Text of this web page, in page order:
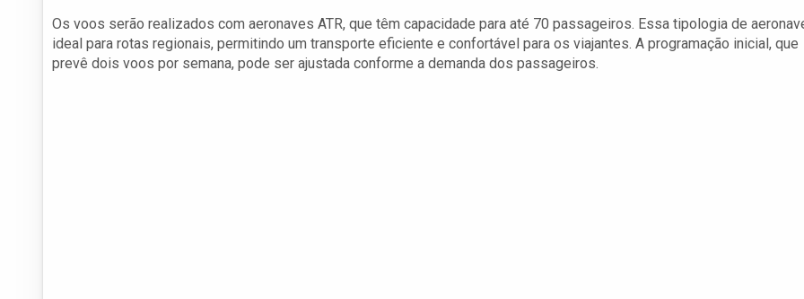
Os voos serão realizados com aeronaves ATR, que têm capacidade para até 70 passageiros. Essa tipologia de
ideal para rotas regionais, permitindo um transporte eficiente e confortável para os viajantes. A programação inicial, que
prevê dois voos por semana, pode ser ajustada conforme a demanda dos passageiros.